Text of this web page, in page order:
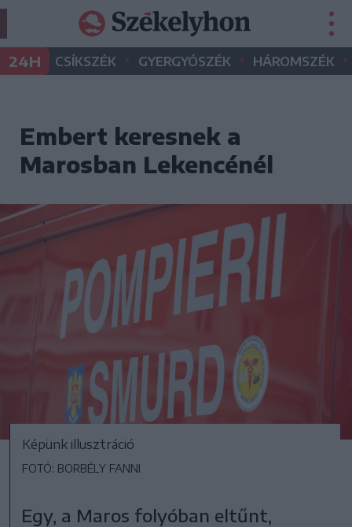
24H CSÍKSZÉK • GYERGYÓSZÉK • HÁROMSZÉK •
Embert keresnek a
Marosban Lekencénél
Képünk illusztráció
FOTÓ: BORBÉLY FANNI
Egy, a Maros folyóban eltűnt,